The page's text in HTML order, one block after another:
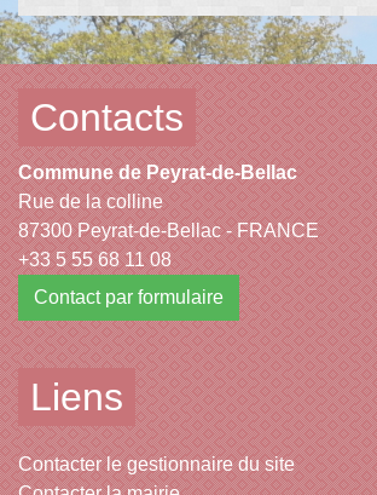
Contacts
Commune de Peyrat-de-Bellac
Rue de la colline
87300 Peyrat-de-Bellac - FRANCE
+33 5 55 68 11 08
Contact par formulaire
Liens
Contacter le gestionnaire du site